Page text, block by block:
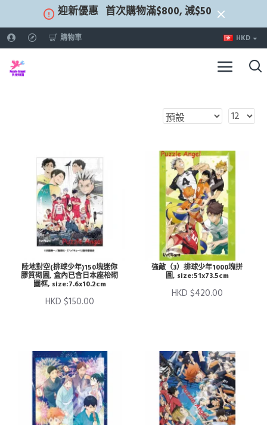
迎新優惠 首次購物滿$800, 減$50
購物車 HKD
陸地對空(排球少年)150塊迷你
膠質砌圖, 盒內已含日本座枱砌
圖框, size:7.6x10.2cm
HKD $150.00
強敵（3）排球少年1000塊拼
圖, size:51x73.5cm
HKD $420.00